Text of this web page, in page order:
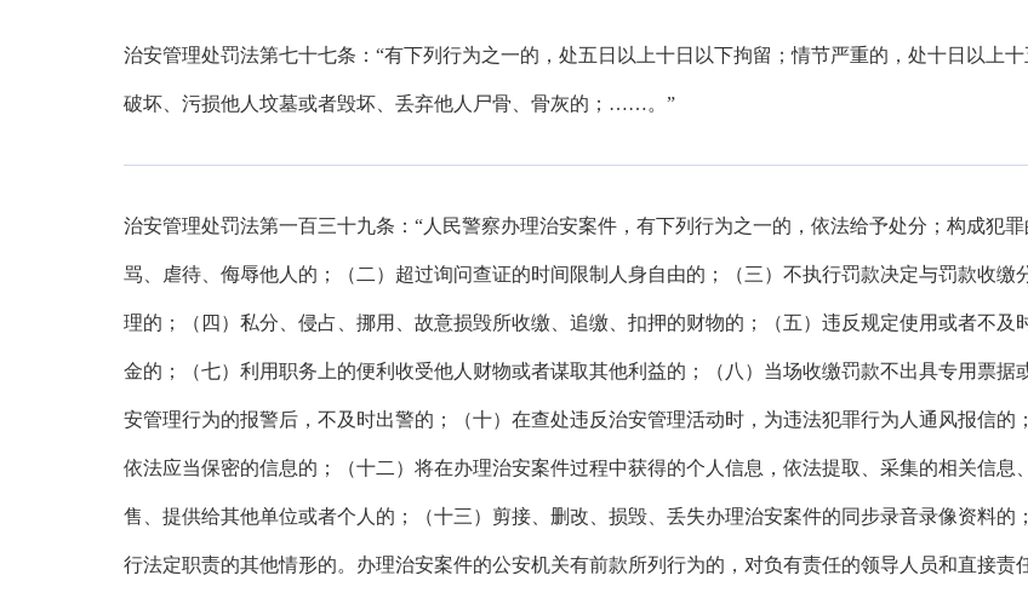
治安管理处罚法第七十七条：“有下列行为之一的，处五日以上十日以下拘留；情节严重的，处十日以上
破坏、污损他人坟墓或者毁坏、丢弃他人尸骨、骨灰的；……。”
治安管理处罚法第一百三十九条：“人民警察办理治安案件，有下列行为之一的，依法给予处分；构成犯
骂、虐待、侮辱他人的；（二）超过询问查证的时间限制人身自由的；（三）不执行罚款决定与罚款收
理的；（四）私分、侵占、挪用、故意损毁所收缴、追缴、扣押的财物的；（五）违反规定使用或者不
金的；（七）利用职务上的便利收受他人财物或者谋取其他利益的；（八）当场收缴罚款不出具专用票
安管理行为的报警后，不及时出警的；（十）在查处违反治安管理活动时，为违法犯罪行为人通风报信
依法应当保密的信息的；（十二）将在办理治安案件过程中获得的个人信息，依法提取、采集的相关信
售、提供给其他单位或者个人的；（十三）剪接、删改、损毁、丢失办理治安案件的同步录音录像资料
行法定职责的其他情形的。办理治安案件的公安机关有前款所列行为的，对负有责任的领导人员和直接责